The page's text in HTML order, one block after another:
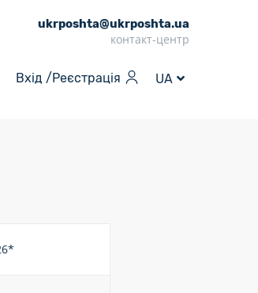
ukrposhta@ukrposhta.ua
контакт-центр
Вхід /Реєстрація UA